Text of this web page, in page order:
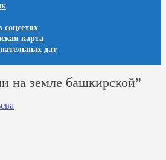
карта
дат
на земле башкирской”